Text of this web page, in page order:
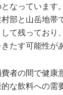
なっています
部と山岳地帯
て残っており
たす可能性が
者の間で健康
な飲料への需